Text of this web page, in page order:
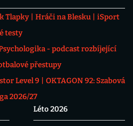
Tlapky Hráči na Blesku
iSport
testy
- podcast rozbíjející
přestupy
Level 9
OKTAGON 92: Szabová
2026/27
Léto 2026